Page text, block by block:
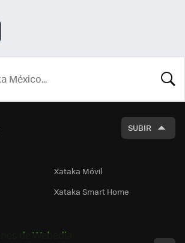
SUBIR
Xataka Móvil
Xataka Smart Home
de Webedia